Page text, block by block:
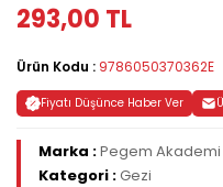
293,00 TL
Ürün Kodu : 9786050370362E
Fiyatı Düşünce Haber Ver
Marka :Pegem Akademi
Kategori :Gezi